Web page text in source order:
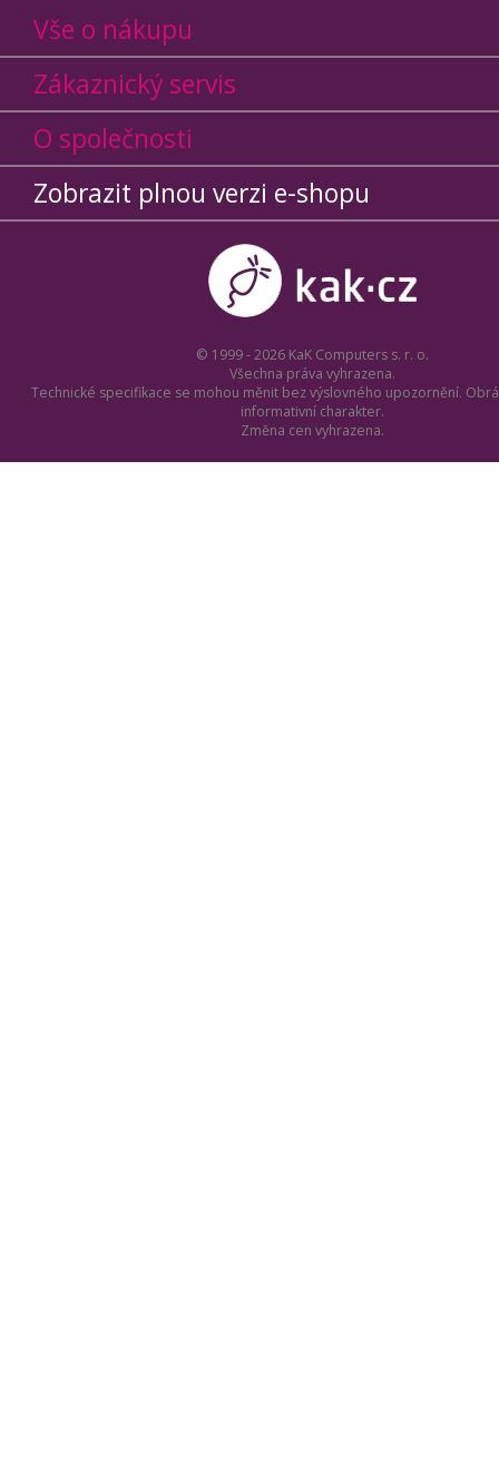
Vše o nákupu
Zákaznický servis
O společnosti
Zobrazit plnou verzi e-shopu
© 1999 - 2026 KaK Computers s. r. o.
Všechna práva vyhrazena.
Technické specifikace se mohou měnit bez výslovného upozornění.
informativní charakter.
Změna cen vyhrazena.